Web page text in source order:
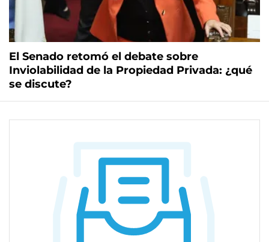
El Senado retomó el debate sobre
Inviolabilidad de la Propiedad Privada: ¿qué
se discute?